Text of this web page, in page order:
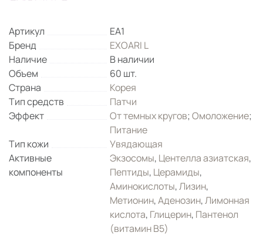
Артикул
EA1
Бренд
EXOARI L
Наличие
В наличии
Объем
60 шт.
Страна
Корея
Тип средств
Патчи
Эффект
От темных кругов;Омоложение;
Питание
Тип кожи
Увядающая
Активные
компоненты
Экзосомы, Центелла азиатская,
Пептиды, Церамиды,
Аминокислоты,Лизин,
Метионин,Аденозин,Лимонная
кислота, Глицерин, Пантенол
(витамин B5)